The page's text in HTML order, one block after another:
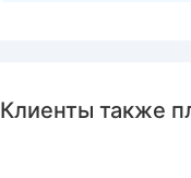
Клиенты также